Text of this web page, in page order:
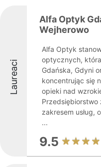
Laureaci
Alfa Optyk
Wejherowo
Alfa Optyk
optycznych,
Gdańska, Gdyni
koncentrując się
opieki nad
Przedsiębiorstwo
zakresem usług,
...
9.5